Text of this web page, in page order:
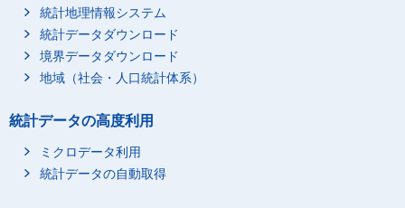
統計地理情報システム
統計データダウンロード
境界データダウンロード
地域（社会・人口統計体系）
統計データの高度利用
ミクロデータ利用
統計データの自動取得